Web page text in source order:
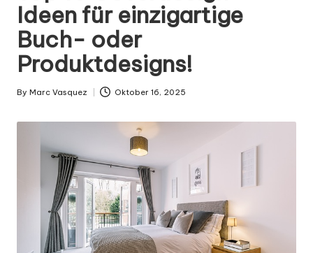
n
.
d
e
Ideen für einzigartige
Buch- oder
Produktdesigns!
Posted
By Marc Vasquez Oktober 16, 2025